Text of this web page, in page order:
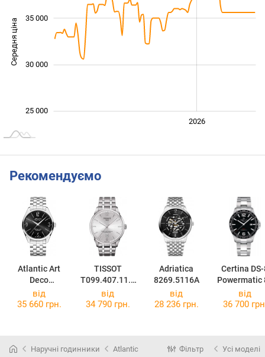
Середня ціна 30 000
35 000
25 000
2026
Рекомендуємо
Atlantic Art
Deco
Automatic
51752.41.69SM
TISSOT
T099.407.11.0
37.00
Adriatica
8269.5116A
Certina
Powermatic
57.00
від
35 660 грн.
від
34 790 грн.
від
28 236 грн.
від
36 700
Наручні годинники Atlantic Фільтр Усі моделі